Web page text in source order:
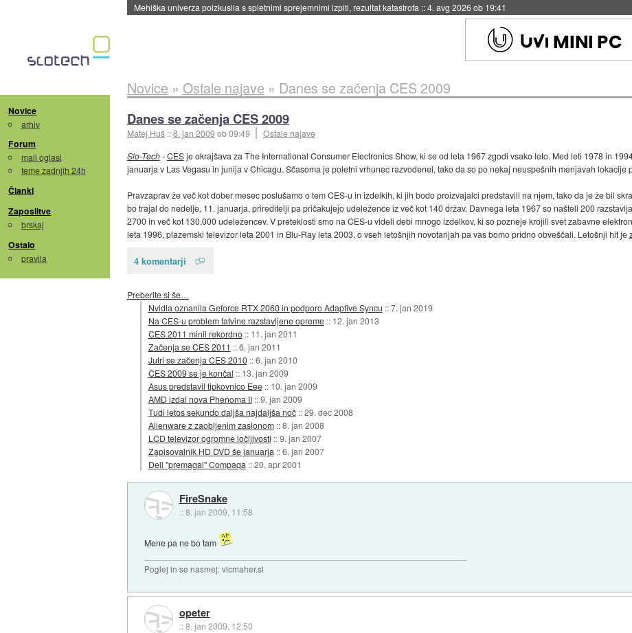
Mehiška univerza poizkusila s spletnimi sprejemnimi izpiti, rezultat katastrofa ::4. avg 2026 ob 19:41
Novice
arhiv
Forum
mali oglasi
teme zadnjih 24h
Članki
Zaposlitve
brskaj
Ostalo
pravila
Novice » Ostale najave » Danes se začenja CES 2009
Danes se začenja CES 2009
Matej Huš ::8. jan 2009ob 09:49
Ostale najave
Slo-Tech-CESje okrajšava za The International Consumer Electronics Show, ki se od leta 1967 zgodi vsako leto. Med leti 1978 in
januarja v Las Vegasu in junija v Chicagu. Sčasoma je poletni vrhunec razvodenel, tako da so po nekaj neuspešnih menjavah lokacije
Pravzaprav že več kot dober mesec poslušamo o tem CES-u in izdelkih, ki jih bodo proizvajalci predstavili na njem, tako da je že bil
bo trajal do nedelje, 11. januarja, prireditelji pa pričakujejo udeležence iz več kot 140 držav. Davnega leta 1967 so našteli 200
2700 in več kot 130.000 udeležencev. V preteklosti smo na CES-u videli debi mnogo izdelkov, ki so pozneje krojili svet zabavne
leta 1996, plazemski televizor leta 2001 in Blu-Ray leta 2003, o vseh letošnjih novotarijah pa vas bomo pridno obveščali. Letošnji hit je
4 komentarji
Preberite si še…
Nvidia oznanila Geforce RTX 2060 in podporo Adaptive Syncu ::7. jan 2019
Na CES-u problem tatvine razstavljene opreme :: 12. jan 2013
CES 2011 minil rekordno :: 11. jan 2011
Začenja se CES 2011 ::6. jan 2011
Jutri se začenja CES 2010 ::6. jan 2010
CES 2009 se je končal :: 13. jan 2009
Asus predstavil tipkovnico Eee :: 10. jan 2009
AMD izdal nova Phenoma II ::9. jan 2009
Tudi letos sekundo daljša najdaljša noč ::29. dec 2008
Alienware z zaobljenim zaslonom ::8. jan 2008
LCD televizor ogromne ločljivosti ::9. jan 2007
Zapisovalnik HD DVD še januarja ::6. jan 2007
Dell "premagal" Compaqa ::20. apr 2001
FireSnake
::8. jan 2009, 11:58
Mene pa ne bo tam
Poglej in se nasmej: vicmaher.si
opeter
::8. jan 2009, 12:50